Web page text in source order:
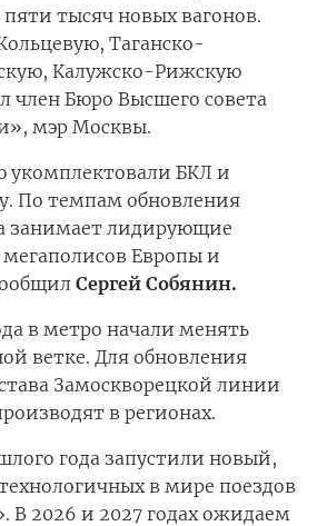
тысяч новых вагонов.
Таганско-
Калужско-Рижскую
член Бюро Высшего совета
мэр Москвы.
укомплектовали БКЛ и
По темпам обновления
занимает лидирующие
Европы и
Сергей Собянин.
в метро начали менять
ветке. Для обновления
Замоскворецкой линии
в регионах.
года запустили новый,
в мире поездов
В 2026 и 2027 годах ожидаем